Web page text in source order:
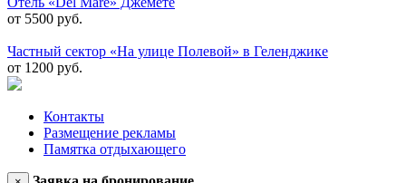
от 5500 руб.
Частный сектор «На улице Полевой» в Геленджике
от 1200 руб.
Контакты
Размещение рекламы
Памятка отдыхающего